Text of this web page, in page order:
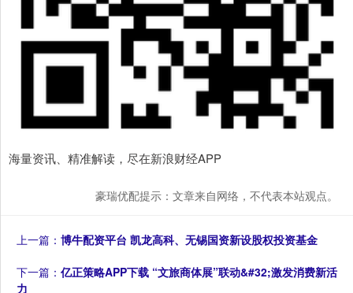
海量资讯、精准解读，尽在新浪财经APP
豪瑞优配提示：文章来自网络，不代表本站观点。
上一篇： 博牛配资平台 凯龙高科、无锡国资新设股权投资基金
下一篇： 亿正策略APP下载 “文旅商体展”联动&#32;激发消费新活
力